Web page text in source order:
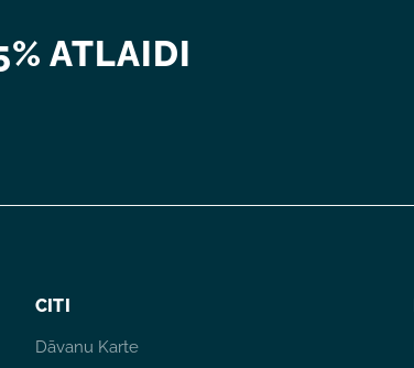
J
ATLAIDI
CITI
Dāvanu Karte